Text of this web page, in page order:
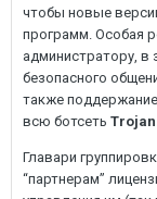
чтобы новые
программ. Особая
администратору, в
безопасного
также
всю ботсеть
Главари
“партнерам”